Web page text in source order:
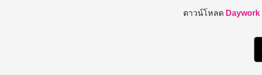
ดาวน์โหลด Daywork